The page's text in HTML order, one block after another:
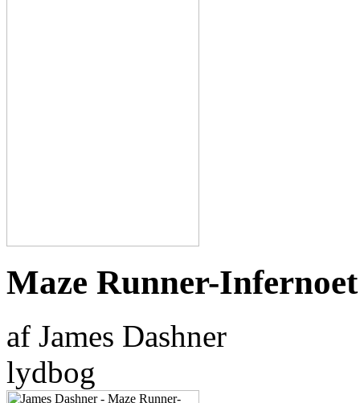
Maze Runner-Infernoet
af James Dashner
lydbog